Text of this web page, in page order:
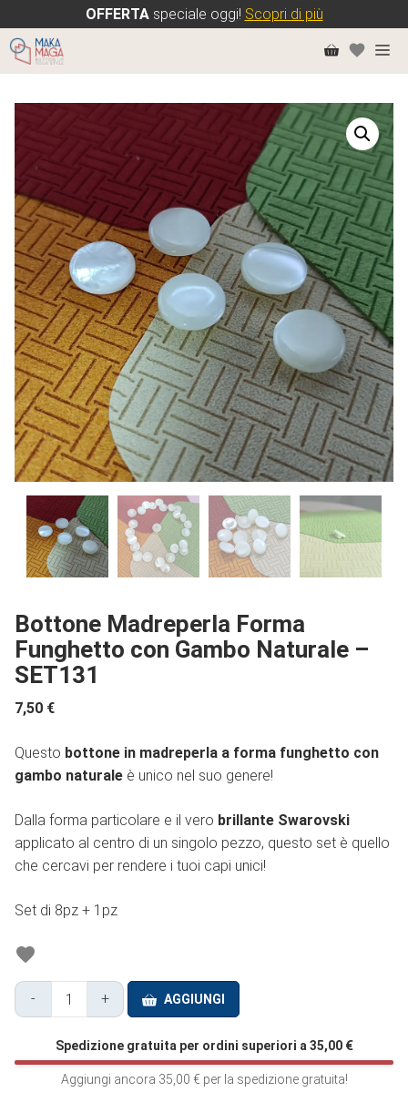
OFFERTAspeciale oggi! Scopri di più
Vai
Bottone Madreperla Forma
Funghetto con Gambo Naturale –
SET131
7,50 €
Questo bottone in madreperla a forma funghetto con
gambo naturale è unico nel suo genere!
Dalla forma particolare e il vero brillante Swarovski
applicato al centro di un singolo pezzo, questo set è quello
che cercavi per rendere i tuoi capi unici!
Set di 8pz + 1pz
-
Bottone
Forma
Funghetto
+ AGGIUNGI
Spedizione gratuita per ordini superiori a 35,00 €
Aggiungi ancora 35,00 €per la spedizione gratuita!